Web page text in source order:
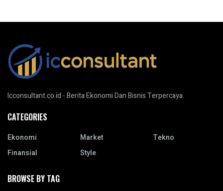
Icconsultant.co.id - Berita Ekonomi Dan Bisnis Terpercaya.
CATEGORIES
Ekonomi
Finansial
Market
Style
Tekno
BROWSE BY TAG